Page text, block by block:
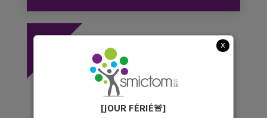
x
[JOUR FÉ RIÉ🚨]
EN CHIFFRES